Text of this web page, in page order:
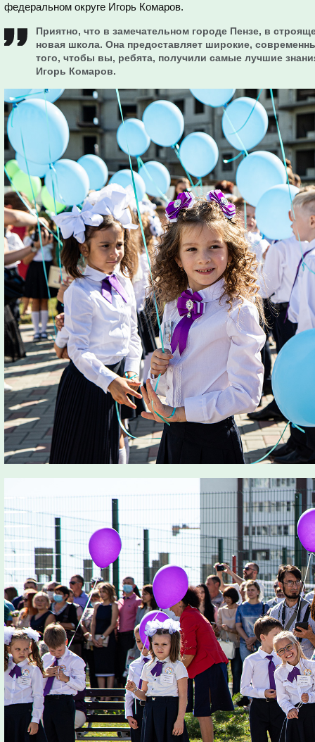
федеральном округе Игорь Комаров.
Приятно, что в замечательном городе Пензе, в
новая школа. Она предоставляет широкие,
того, чтобы вы, ребята, получили самые лучшие
Игорь Комаров.